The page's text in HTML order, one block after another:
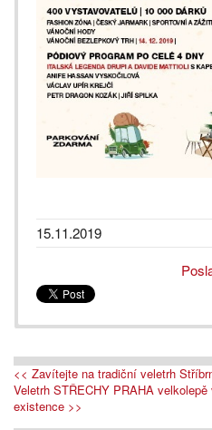
15.11.2019
<< Zavítejte na tradiční veletrh
Veletrh STŘECHY PRAHA
existence >>